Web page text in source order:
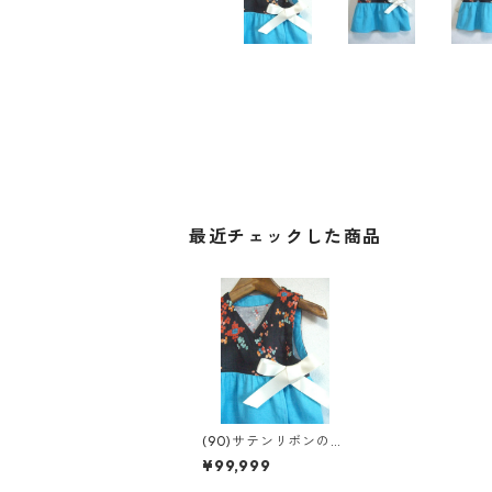
最近チェックした商品
(90)サテンリボンのカ
シュクール
¥99,999